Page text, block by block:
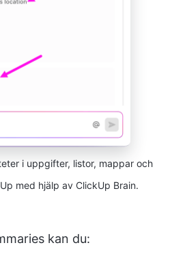
i uppgifter, listor, mappar och
med hjälp av ClickUp Brain.
kan du: